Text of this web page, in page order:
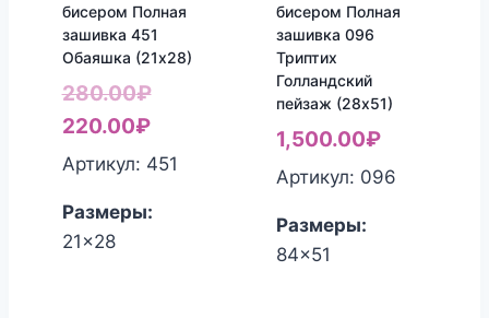
бисером Полная
зашивка 451
Обаяшка (21х28)
280.00₽Первоначальная
цена
составляла
220.00₽Текущая
цена:
Артикул: 451
Размеры:
21x28
бисером Полная
зашивка 096
Триптих
Голландский
пейзаж (28х51)
1,500.00₽
Артикул: 096
Размеры:
84x51